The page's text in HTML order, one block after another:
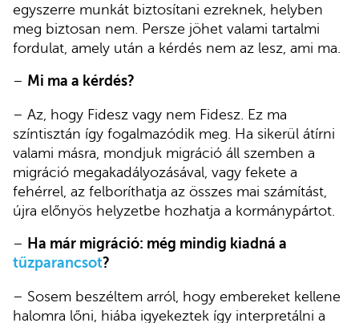
egyszerre munkát biztosítani ezreknek, helyben
meg biztosan nem. Persze jöhet valami tartalmi
fordulat, amely után a kérdés nem az lesz, ami ma.
– Mi ma a kérdés?
– Az, hogy Fidesz vagy nem Fidesz. Ez ma
színtisztán így fogalmazódik meg. Ha sikerül átírni
valami másra, mondjuk migráció áll szemben a
migráció megakadályozásával, vagy fekete a
fehérrel, az felboríthatja az összes mai számítást,
újra előnyös helyzetbe hozhatja a kormánypártot.
– Ha már migráció: még mindig kiadná a
tűzparancsot?
– Sosem beszéltem arról, hogy embereket kellene
halomra lőni, hiába igyekeztek így interpretálni a